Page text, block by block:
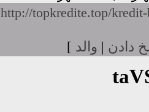
http://topkredite.top/
دادن | والد ]